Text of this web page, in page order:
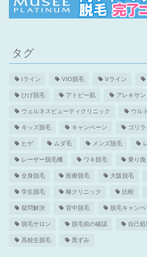
タグ
Iライン VIO脱毛 Vライン
ひげ脱毛 アトピー肌 アレキサ
ウェルネスビューティクリニック ウル
キッズ脱毛 キャンペーン ゴリラ
ヒゲ ムダ毛 メンズ脱毛
レーザー脱毛機 ワキ脱毛 乗り換
全身脱毛 医療脱毛 大阪脱毛
学生脱毛 椿クリニック 比較
疑問解決 背中脱毛 脱毛キャンペ
脱毛サロン 脱毛前の確認 自己処
高校生脱毛 黒ずみ